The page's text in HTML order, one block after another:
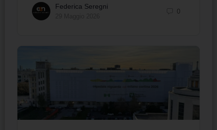
Federica Seregni
0